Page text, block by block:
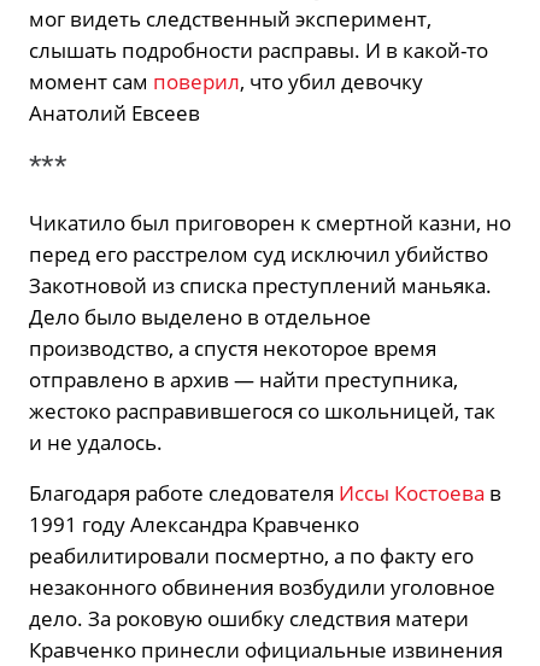
мог видеть следственный эксперимент,
слышать подробности расправы. И в какой-то
момент сам поверил, что убил девочку
Анатолий Евсеев
***
Чикатило был приговорен к смертной казни, но
перед его расстрелом суд исключил убийство
Закотновой из списка преступлений маньяка.
Дело было выделено в отдельное
производство, а спустя некоторое время
отправлено в архив — найти преступника,
жестоко расправившегося со школьницей, так
и не удалось.
Благодаря работе следователя Иссы Костоева в
1991 году Александра Кравченко
реабилитировали посмертно, а по факту его
незаконного обвинения возбудили уголовное
дело. За роковую ошибку следствия матери
Кравченко принесли официальные извинения